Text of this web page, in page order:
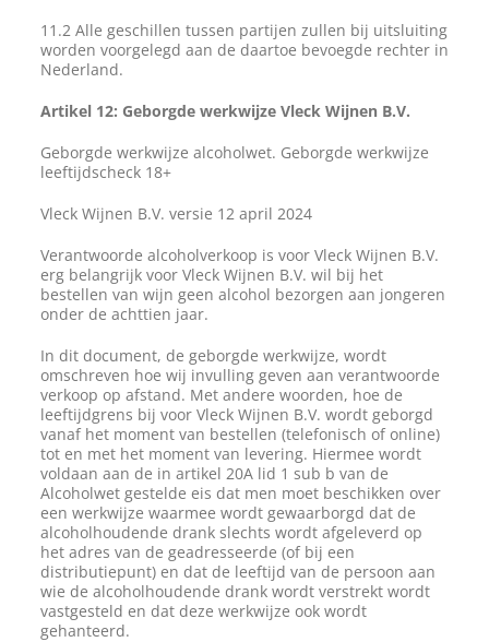
11.2 Alle geschillen tussen partijen zullen bij uitsluiting
worden voorgelegd aan de daartoe bevoegde rechter in
Nederland.
Artikel 12: Geborgde werkwijze Vleck Wijnen B.V.
Geborgde werkwijze alcoholwet. Geborgde werkwijze
leeftijdscheck 18+
Vleck Wijnen B.V. versie 12 april 2024
Verantwoorde alcoholverkoop is voor Vleck Wijnen B.V.
erg belangrijk voor Vleck Wijnen B.V. wil bij het
bestellen van wijn geen alcohol bezorgen aan jongeren
onder de achttien jaar.
In dit document, de geborgde werkwijze, wordt
omschreven hoe wij invulling geven aan verantwoorde
verkoop op afstand. Met andere woorden, hoe de
leeftijdgrens bij voor Vleck Wijnen B.V. wordt geborgd
vanaf het moment van bestellen (telefonisch of online)
tot en met het moment van levering. Hiermee wordt
voldaan aan de in artikel 20A lid 1 sub b van de
Alcoholwet gestelde eis dat men moet beschikken over
een werkwijze waarmee wordt gewaarborgd dat de
alcoholhoudende drank slechts wordt afgeleverd op
het adres van de geadresseerde (of bij een
distributiepunt) en dat de leeftijd van de persoon aan
wie de alcoholhoudende drank wordt verstrekt wordt
vastgesteld en dat deze werkwijze ook wordt
gehanteerd.